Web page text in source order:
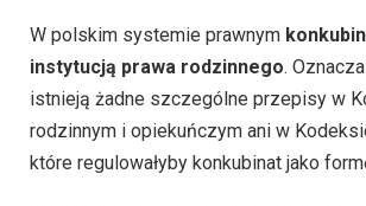
W polskim systemie prawnym
instytucją prawa rodzinnego.
istnieją żadne szczególne przepisy w
rodzinnym i opiekuńczym ani w
które regulowałyby konkubinat jako